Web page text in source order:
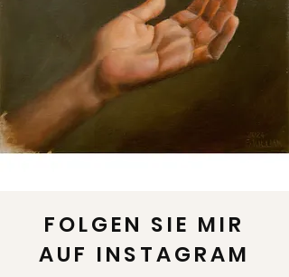
FOLGEN SIE MIR
AUF INSTAGRAM